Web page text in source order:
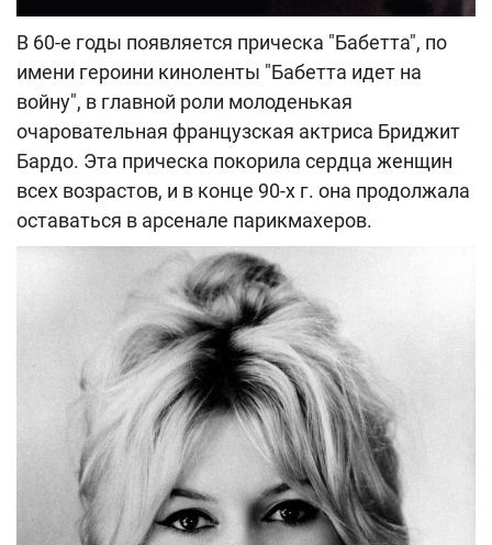
В 60-е годы появляется прическа "Бабетта", по
имени героини киноленты "Бабетта идет на
войну", в главной роли молоденькая
очаровательная французская актриса Бриджит
Бардо. Эта прическа покорила сердца женщин
всех возрастов, и в конце 90-х г. она продолжала
оставаться в арсенале парикмахеров.